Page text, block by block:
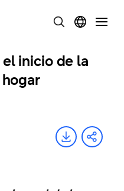
inicio de la